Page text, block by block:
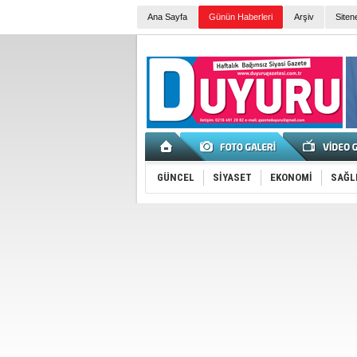
Ana Sayfa Günün Haberleri Arşiv
GÜNCEL SİYASET EKONOMİ